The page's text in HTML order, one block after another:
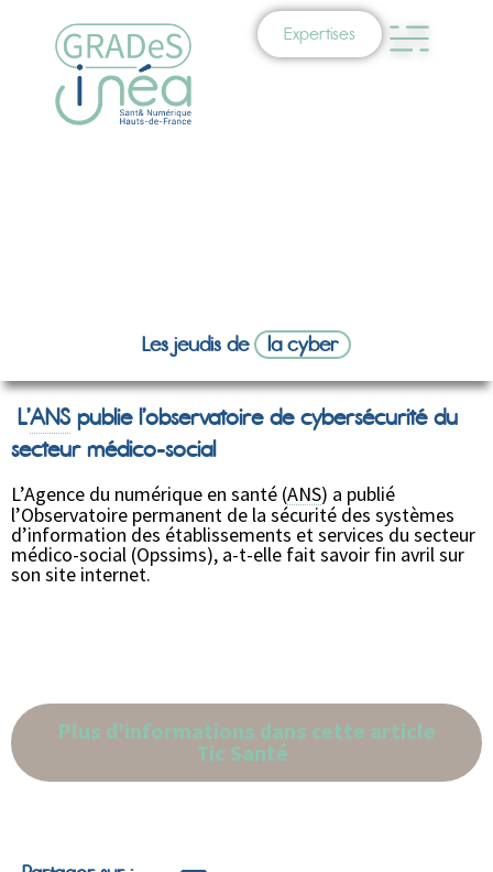
Expertises
Les jeudis de la cyber
L’ANSpublie l’observatoire de cybersécurité du
secteur médico-social
L’Agence du numérique en santé (ANS) a publié
l’Observatoire permanent de la sécurité des systèmes
d’information des établissements et services du secteur
médico-social (Opssims), a-t-elle fait savoir fin avril sur
son site internet.
Plus d’informations dans cette article
Tic Santé